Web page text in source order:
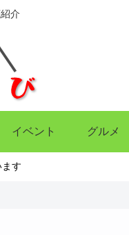
介
イベント グルメ
す